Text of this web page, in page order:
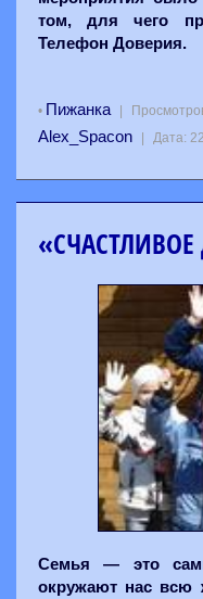
том, для чего
Телефон Доверия.
• Пижанка |
Alex_Spacon | Дата:
«СЧАСТЛИВОЕ
Семья — это
окружают нас всю